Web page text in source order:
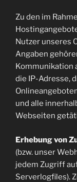
Zu den im
Nutzer unseres
Angaben
Kommunikation
die IP-Adresse,
und alle
Webseiten
Erhebung von
(bzw. unser
jedem Zugriff
Serverlogfiles).